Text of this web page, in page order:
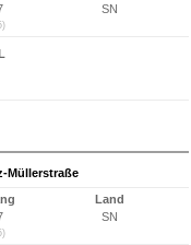
SN
Müllerstraße
Land
SN